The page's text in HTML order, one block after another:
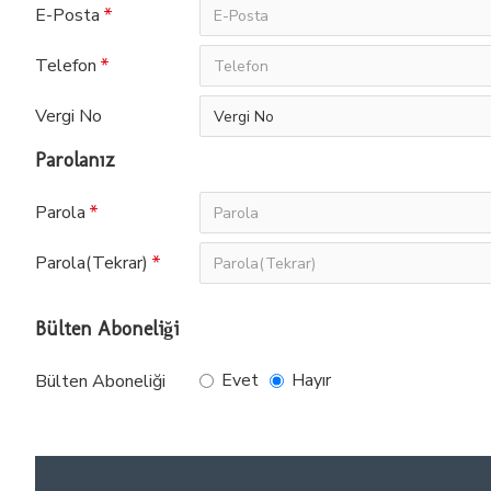
E-Posta
Telefon
Vergi No
Parolanız
Parola
Parola(Tekrar)
Bülten Aboneliği
Bülten Aboneliği Evet Hayır